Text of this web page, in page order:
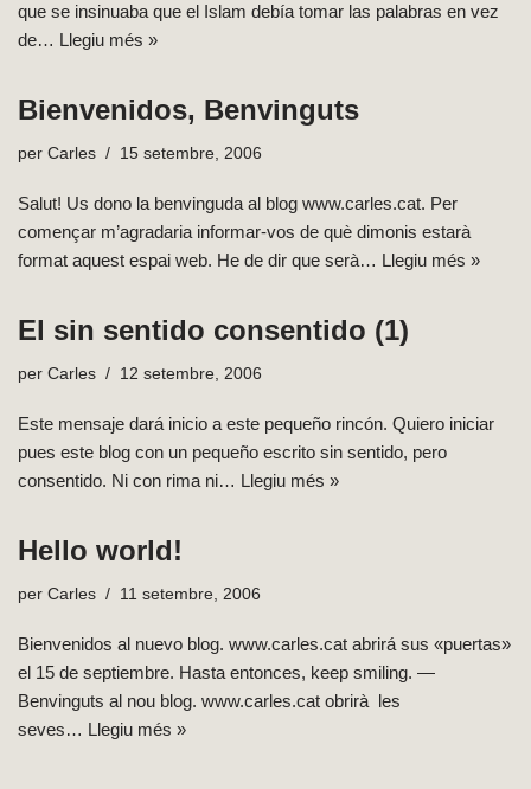
que se insinuaba que el Islam debía tomar las palabras en vez
de… Llegiu més »
Bienvenidos, Benvinguts
per Carles 15 setembre, 2006
Salut! Us dono la benvinguda al blog www.carles.cat. Per
començar m’agradaria informar-vos de què dimonis estarà
format aquest espai web. He de dir que serà… Llegiu més »
El sin sentido consentido (1)
per Carles 12 setembre, 2006
Este mensaje dará inicio a este pequeño rincón. Quiero iniciar
pues este blog con un pequeño escrito sin sentido, pero
consentido. Ni con rima ni… Llegiu més »
Hello world!
per Carles 11 setembre, 2006
Bienvenidos al nuevo blog. www.carles.cat abrirá sus «puertas»
el 15 de septiembre. Hasta entonces, keep smiling. —
Benvinguts al nou blog. www.carles.cat obrirà les
seves… Llegiu més »